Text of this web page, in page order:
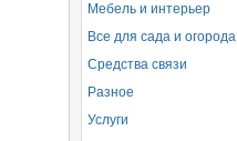
Мебель и интерьер
Все для сада и огорода
Средства связи
Разное
Услуги